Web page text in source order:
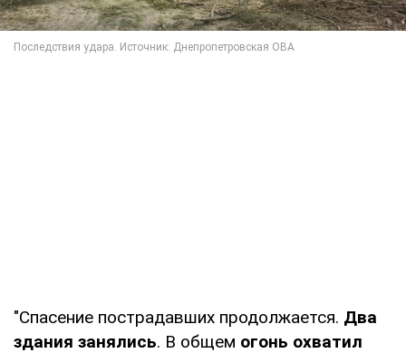
"Спасение пострадавших продолжается. Два
здания занялись. В общем огонь охватил